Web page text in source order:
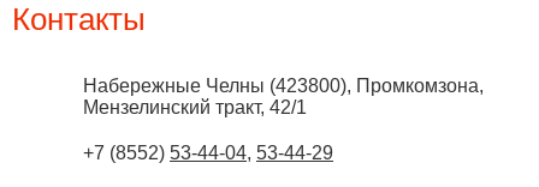
Контакты
Набережные Челны (423800), Промкомзона,
Мензелинский тракт, 42/1
+7 (8552) 53-44-04, 53-44-29